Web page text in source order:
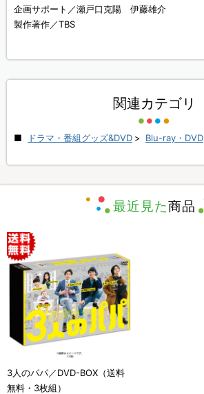
企画サポート／瀬戸口克陽 伊藤雄介
製作著作／TBS
関連カテゴリ
ドラマ・番組グッズ&DVD > Blu-ray・DVD
最近見た商品
3人のパパ／DVD-BOX（送料
無料・3枚組）